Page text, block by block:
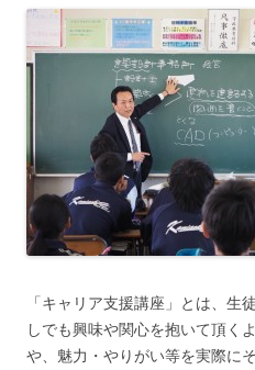
「キャリア支援講座」とは、生
しでも興味や関心を抱いて頂く
や、魅力・やりがい等を実際に